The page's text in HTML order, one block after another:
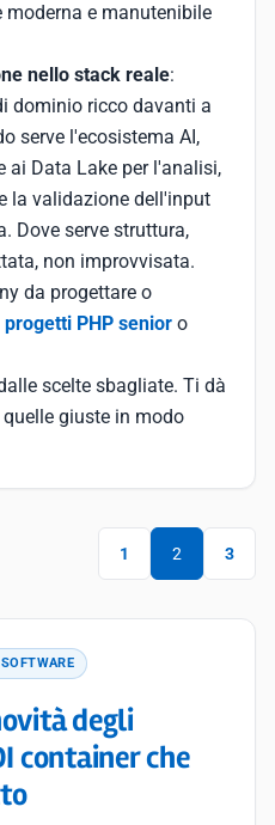
moderna e manutenibile
nello stack reale:
dominio ricco davanti a
serve l'ecosistema AI,
ai Data Lake per l'analisi,
la validazione dell'input
Dove serve struttura,
non improvvisata.
da progettare o
progetti PHP senior o
scelte sbagliate. Ti dà
giuste in modo
1 2 3
degli
container che